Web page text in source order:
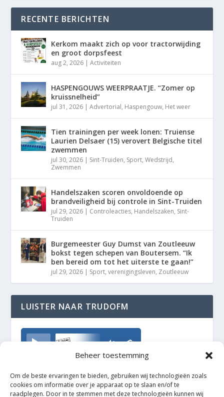
Beheer toestemming
Om de beste ervaringen te bieden, gebruiken wij technologieën zoals
cookies om informatie over je apparaat op te slaan en/of te
raadplegen. Door in te stemmen met deze technologieën kunnen wij
RECENTE BERICHTEN
Kerkom maakt zich op voor tractorwijding
en groot dorpsfeest
aug 2, 2026 |Activiteiten
HASPENGOUWS WEERPRAATJE. “Zomer op
kruissnelheid”
jul 31, 2026 |Advertorial, Haspengouw, Het weer
Tien trainingen per week lonen: Truiense
Laurien Delsaer (15) verovert Belgische titel
zwemmen
jul 30, 2026 | Sint-Truiden, Sport,Wedstrijd,
Zwemmen
Handelszaken scoren onvoldoende op
brandveiligheid bij controle in Sint-Truiden
jul 29, 2026 | Controleacties, Handelszaken, Sint-
Truiden
Burgemeester Guy Dumst van Zoutleeuw
bokst tegen schepen van Boutersem. “Ik
ben bereid om tot het uiterste te gaan!”
jul 29, 2026 | Sport,verenigingsleven, Zoutleeuw
LUISTER NAAR TRUDOFM
TrudoFM